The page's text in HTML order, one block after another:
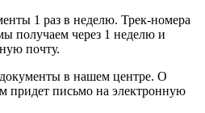
1 раз в неделю. Трек-номера
получаем через 1 неделю и
почту.
в нашем центре. О
придет письмо на электронную